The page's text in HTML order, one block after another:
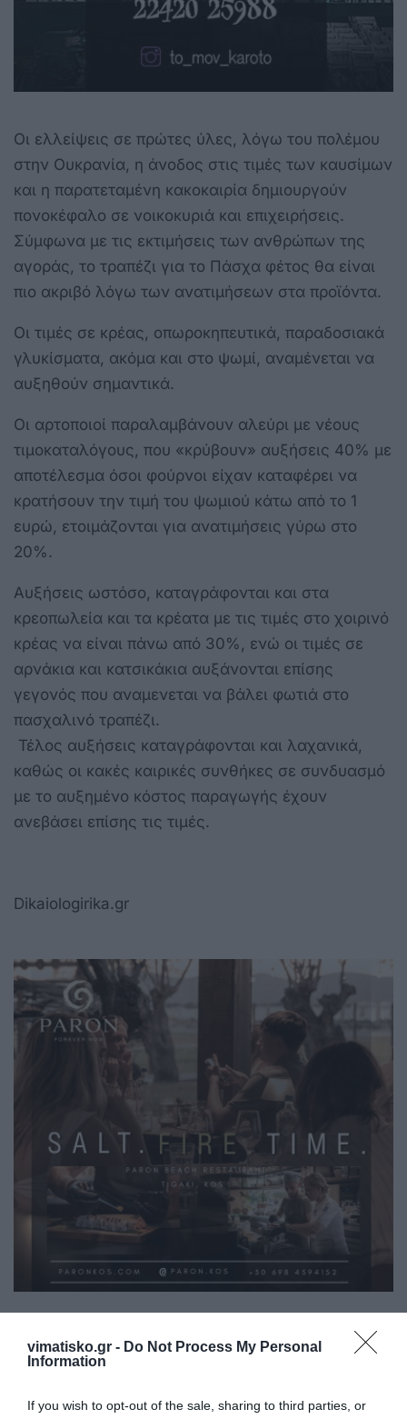
vimatisko.gr - Do Not Process My Personal
Information
If you wish to opt-out of the sale, sharing to third parties, or
Οι ελλείψεις σε πρώτες ύλες, λόγω του πολέμου
στην Ουκρανία, η άνοδος στις τιμές των καυσίμων
και η παρατεταμένη κακοκαιρία δημιουργούν
πονοκέφαλο σε νοικοκυριά και επιχειρήσεις.
Σύμφωνα με τις εκτιμήσεις των ανθρώπων της
αγοράς, το τραπέζι για το Πάσχα φέτος θα είναι
πιο ακριβό λόγω των ανατιμήσεων στα προϊόντα.
Οι τιμές σε κρέας, οπωροκηπευτικά, παραδοσιακά
γλυκίσματα, ακόμα και στο ψωμί, αναμένεται να
αυξηθούν σημαντικά.
Οι αρτοποιοί παραλαμβάνουν αλεύρι με νέους
τιμοκαταλόγους, που «κρύβουν» αυξήσεις 40% με
αποτέλεσμα όσοι φούρνοι είχαν καταφέρει να
κρατήσουν την τιμή του ψωμιού κάτω από το 1
ευρώ, ετοιμάζονται για ανατιμήσεις γύρω στο
20%.
Αυξήσεις ωστόσο, καταγράφονται και στα
κρεοπωλεία και τα κρέατα με τις τιμές στο χοιρινό
κρέας να είναι πάνω από 30%, ενώ οι τιμές σε
αρνάκια και κατσικάκια αυξάνονται επίσης
γεγονός που αναμενεται να βάλει φωτιά στο
πασχαλινό τραπέζι.
Τέλος αυξήσεις καταγράφονται και λαχανικά,
καθώς οι κακές καιρικές συνθήκες σε συνδυασμό
με το αυξημένο κόστος παραγωγής έχουν
ανεβάσει επίσης τις τιμές.
Dikaiologirika.gr